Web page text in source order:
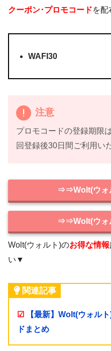
クーポン･プロモコードを
WAFI30
注意
プロモコードの登録期限
回登録後30日間ご利用い
⇒⇒Wolt(ウォ
⇒⇒Wolt(ウォ
Wolt(ウォルト)のお得な情報
い▼
関連記事
☑
【最新】Wolt(ウォル
ドまとめ